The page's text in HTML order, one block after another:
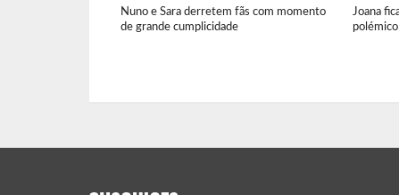
Nuno e Sara derretem fãs com momento
de grande cumplicidade
Joana